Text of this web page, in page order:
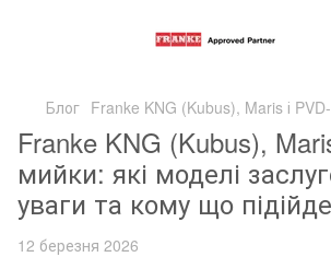
Блог Franke KNG (Kubus), Maris і
Franke KNG (Kubus),
мийки: які моделі
уваги та кому що підійде
12 березня 2026